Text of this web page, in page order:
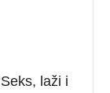
laži i